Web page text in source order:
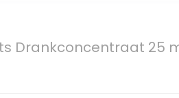
Drankconcentraat 25